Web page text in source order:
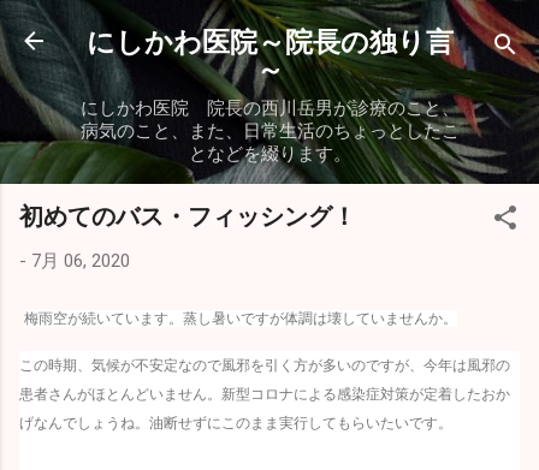
スキップしてメイン コンテンツに移動
にしかわ医院～院長の独り言
～
にしかわ医院 院長の西川岳男が診療のこと、
病気のこと、また、日常生活のちょっとしたこ
となどを綴ります。
初めてのバス・フィッシング！
- 7月 06, 2020
梅雨空が続いています。蒸し暑いですが体調は壊していませんか。
この時期、気候が不安定なので風邪を引く方が多いのですが、今年は風邪の
患者さんがほとんどいません。新型コロナによる感染症対策が定着したおか
げなんでしょうね。油断せずにこのまま実行してもらいたいです。